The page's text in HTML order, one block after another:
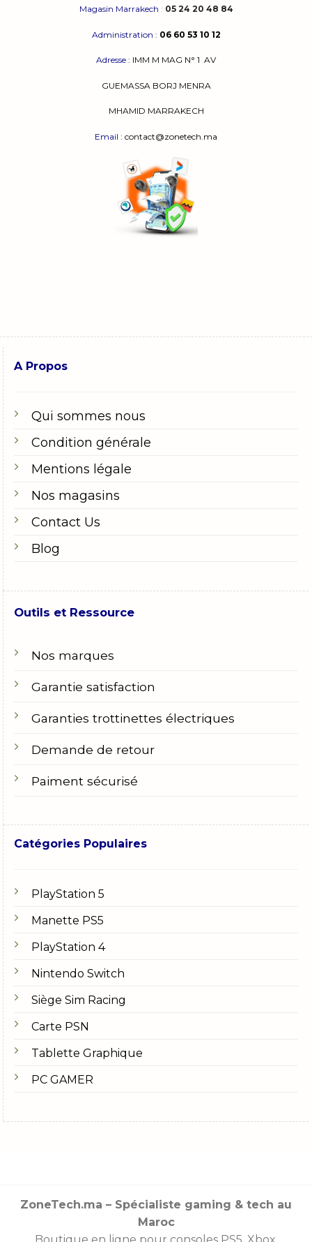
Magasin Marrakech : 05 24 20 48 84
Administration : 06 60 53 10 12
Adresse : IMM M MAG N° 1 AV
GUEMASSA BORJ MENRA
MHAMID MARRAKECH
Email : contact@zonetech.ma
A Propos
Qui sommes nous
Condition générale
Mentions légale
Nos magasins
Contact Us
Blog
Outils et Ressource
Nos marques
Garantie satisfaction
Garanties trottinettes électriques
Demande de retour
Paiment sécurisé
Catégories Populaires
PlayStation 5
Manette PS5
PlayStation 4
Nintendo Switch
Siège Sim Racing
Carte PSN
Tablette Graphique
PC GAMER
ZoneTech.ma – Spécialiste gaming & tech au
Maroc
Boutique en ligne pour consoles PS5 Xbox